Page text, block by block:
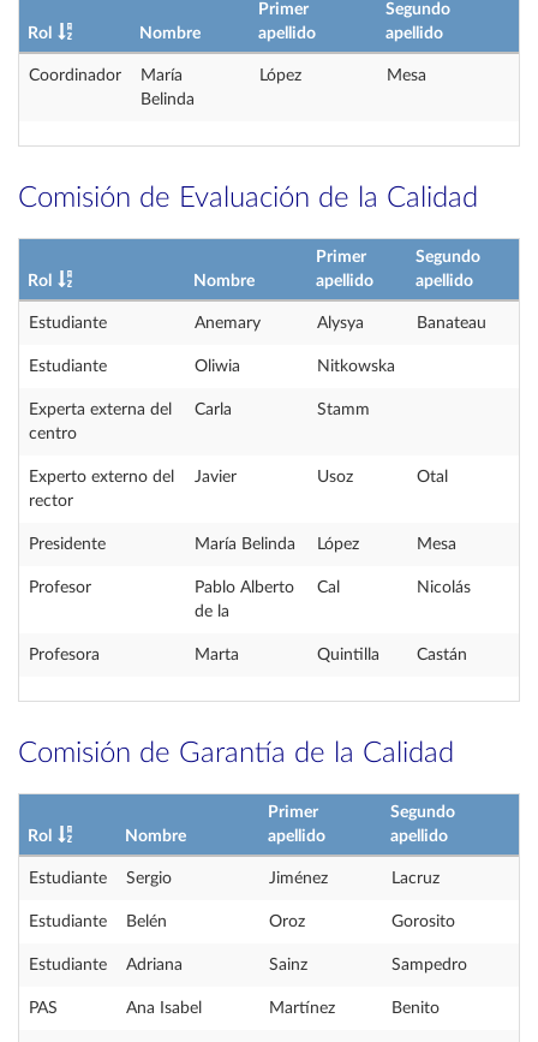
Rol Nombre
Primer
apellido
Segundo
apellido
Coordinador
María
Belinda
López Mesa
Comisión de Evaluación de la Calidad
Rol Nombre
Primer
apellido
Segundo
apellido
Estudiante Anemary Alysya Banateau
Estudiante Oliwia Nitkowska
Experta externa del
centro
Carla Stamm
Experto externo del
rector
Javier Usoz Otal
Presidente María Belinda López Mesa
Profesor
Pablo Alberto
de la
Cal Nicolás
Profesora Marta Quintilla Castán
Comisión de Garantía de la Calidad
Rol Nombre
Primer
apellido
Segundo
apellido
Estudiante Sergio Jiménez Lacruz
Estudiante Belén Oroz Gorosito
Estudiante Adriana Sainz Sampedro
PAS Ana Isabel Martínez Benito